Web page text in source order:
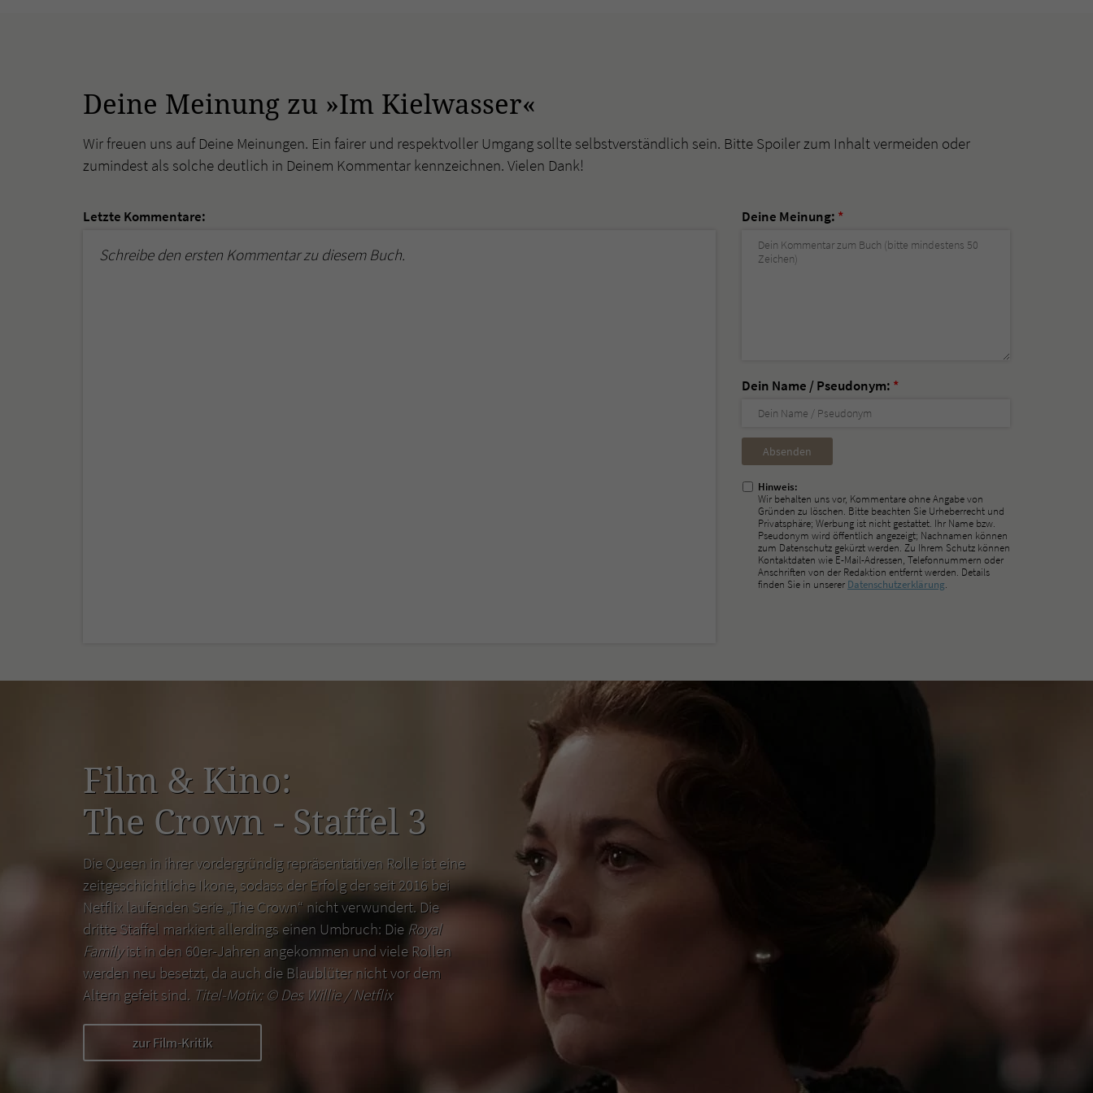
Deine Meinung zu »Im Kielwasser«
Wir freuen uns auf Deine Meinungen. Ein fairer und respektvoller Umgang sollte selbstverständlich sein. Bitte Spoiler zum Inhalt vermeiden oder
zumindest als solche deutlich in Deinem Kommentar kennzeichnen. Vielen Dank!
Letzte Kommentare:
Schreibe den ersten Kommentar zu diesem Buch.
Deine Meinung: *
Dein Name / Pseudonym: *
Nicht
ausfüllen!
Hinweis:
Wir behalten uns vor, Kommentare ohne Angabe von
Gründen zu löschen. Bitte beachten Sie Urheberrecht und
Privatsphäre; Werbung ist nicht gestattet. Ihr Name bzw.
Pseudonym wird öffentlich angezeigt; Nachnamen können
zum Datenschutz gekürzt werden. Zu Ihrem Schutz können
Kontaktdaten wie E-Mail-Adressen, Telefonnummern oder
Anschriften von der Redaktion entfernt werden. Details
finden Sie in unserer Datenschutzerklärung.
Film & Kino:
The Crown - Staffel 3
Die Queen in ihrer vordergründig repräsentativen Rolle ist eine
zeitgeschichtliche Ikone, sodass der Erfolg der seit 2016 bei
Netflix laufenden Serie „The Crown“ nicht verwundert. Die
dritte Staffel markiert allerdings einen Umbruch: Die Royal
Familyist in den 60er-Jahren angekommen und viele Rollen
werden neu besetzt, da auch die Blaublüter nicht vor dem
Altern gefeit sind. Titel-Motiv: ©Des Willie / Netflix
zur Film-Kritik